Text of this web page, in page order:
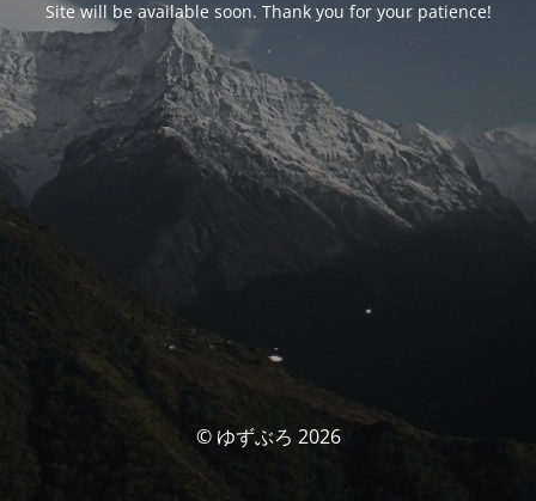
Site will be available soon. Thank you for your patience!
© ゆずぶろ 2026